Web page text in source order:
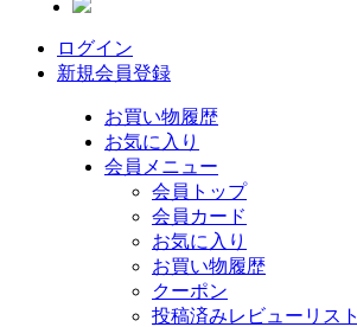
ログイン
新規会員登録
お買い物履歴
お気に入り
会員メニュー
会員トップ
会員カード
お気に入り
お買い物履歴
クーポン
投稿済みレビューリスト